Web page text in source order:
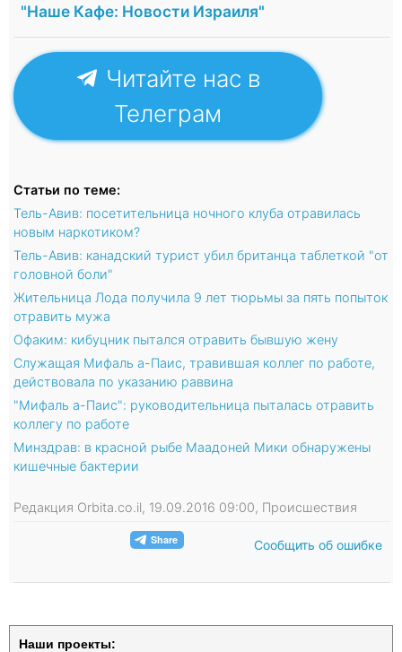
"Наше Кафе: Новости Израиля"
Читайте нас в
Телеграм
Статьи по теме:
Тель-Авив: посетительница ночного клуба отравилась
новым наркотиком?
Тель-Авив: канадский турист убил британца таблеткой "от
головной боли"
Жительница Лода получила 9 лет тюрьмы за пять попыток
отравить мужа
Офаким: кибуцник пытался отравить бывшую жену
Служащая Мифаль а-Паис, травившая коллег по работе,
действовала по указанию раввина
"Мифаль а-Паис": руководительница пыталась отравить
коллегу по работе
Минздрав: в красной рыбе Маадоней Мики обнаружены
кишечные бактерии
Редакция Orbita.co.il, 19.09.2016 09:00, Происшествия
Сообщить об ошибке
Наши проекты: